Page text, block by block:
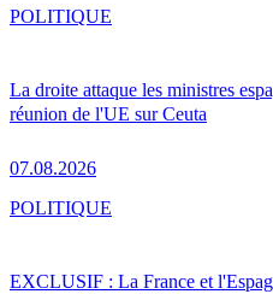
La droite attaque les ministres
réunion de l'UE sur Ceuta
07.08.2026
POLITIQUE
EXCLUSIF : La France et
POLITIQUE